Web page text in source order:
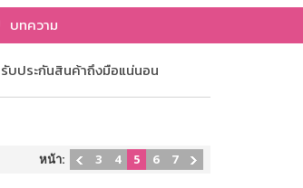
บทความ
รับประกันสินค้าถึงมือแน่นอน
หน้า: 3 4 5 6 7